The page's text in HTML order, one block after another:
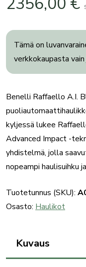
Tämä on
verkkokaupasta
Benelli Raffaello A.I.
kyljessä lukee
Advanced Impact -
yhdistelmä, jolla
nopeampi haulisuihku
Tuotetunnus (SKU):
Osasto: Haulikot
Kuvaus